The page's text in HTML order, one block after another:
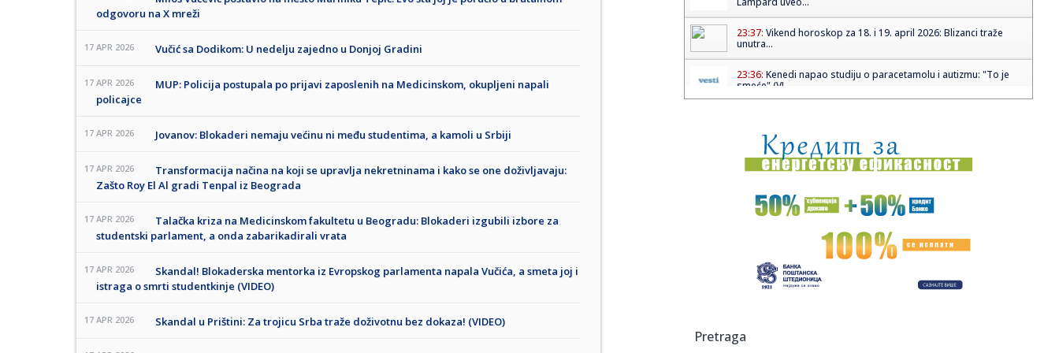
odgovoru na X mreži
17 APR 2026 Vučić sa Dodikom: U nedelju zajedno u Donjoj Gradini
17 APR 2026
MUP: Policija postupala po prijavi zaposlenih na Medicinskom, okupljeni napali
policajce
17 APR 2026 Jovanov: Blokaderi nemaju većinu ni među studentima, a kamoli u Srbiji
17 APR 2026
Transformacija načina na koji se upravlja nekretninama i kako se one doživljavaju:
Zašto Roy El Al gradi Tenpal iz Beograda
17 APR 2026
Talačka kriza na Medicinskom fakultetu u Beogradu: Blokaderi izgubili izbore za
studentski parlament, a onda zabarikadirali vrata
17 APR 2026
Skandal! Blokaderska mentorka iz Evropskog parlamenta napala Vučića, a smeta joj i
istraga o smrti studentkinje (VIDEO)
17 APR 2026 Skandal u Prištini: Za trojicu Srba traže doživotnu bez dokaza! (VIDEO)
23:37: Vikend horoskop za 18. i 19. april 2026: Blizanci traže
unutra...
23:36: Kenedi napao studiju o paracetamolu i autizmu: "To je
smeće" (VI...
23:36:Državljani BiH "opustošili" devet firmi u Klagenfurtu
23:32:Sećanje na Milicu Rakić i svu decu koju nam je NATO pobio
Iran negira Trampovu tvrdnju da će uranijum biti prebačen
23:31:Podrška pčelarstvu u Republici Srpskoj: Isplaćeno
(FOTO)
Pretraga